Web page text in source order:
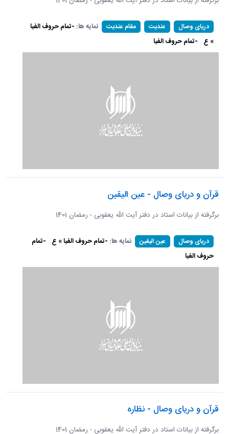
دریای وصال عندیت مقام عندیت نمایه ها: -تمام حروف الفبا
» ع -تمام حروف الفبا
قرآن و دریای وصال - عین الیقین
برگرفته از بیانات استاد در دفتر آیت الله یعقوبی - رمضان 1401
دریای وصال عین الیقین نمایه ها: -تمام حروف الفبا » ع -تمام
حروف الفبا
قرآن و دریای وصال - نظاره
برگرفته از بیانات استاد در دفتر آیت الله یعقوبی - رمضان 1401